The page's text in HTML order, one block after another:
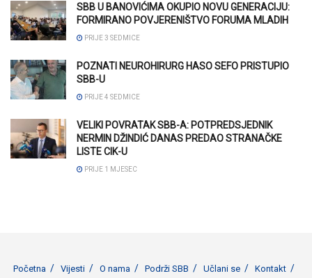
SBB U BANOVIĆIMA OKUPIO NOVU GENERACIJU:
FORMIRANO POVJERENIŠTVO FORUMA MLADIH
PRIJE 3 SEDMICE
POZNATI NEUROHIRURG HASO SEFO PRISTUPIO
SBB-U
PRIJE 4 SEDMICE
VELIKI POVRATAK SBB-A: POTPREDSJEDNIK
NERMIN DŽINDIĆ DANAS PREDAO STRANAČKE
LISTE CIK-U
PRIJE 1 MJESEC
Početna Vijesti O nama Podrži SBB Učlani se Kontakt